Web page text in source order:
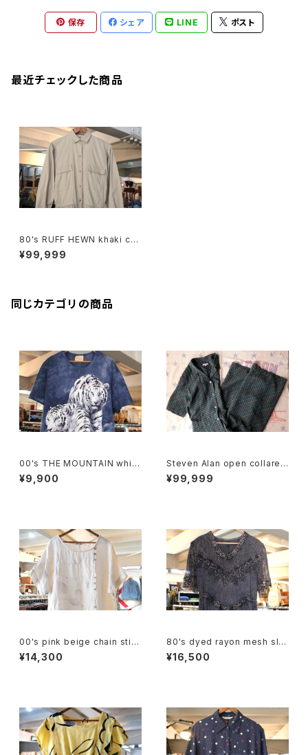
保存 シェア LINE ポスト
最近チェックした商品
80's RUFF HEWN khaki chi
no shirt Dress
¥99,999
同じカテゴリの商品
00's THE MOUNTAIN white
tiger tie-dye tee Dress
¥9,900
Steven Alan open collared
Jumpsuit "green"
¥99,999
00's pink beige chain stitc
hed linen pullover Dress
¥14,300
80's dyed rayon mesh sle
eve long Dress
¥16,500